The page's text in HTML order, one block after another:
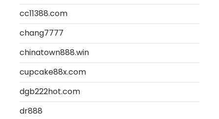
cc11388.com
chang7777
chinatown888.win
cupcake88x.com
dgb222hot.com
dr888